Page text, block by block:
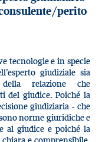
perito
tecnologie e in specie
giudiziale sia
relazione che
del giudice. Poiché la
giudiziaria - che
norme giuridiche e
al giudice e poiché la